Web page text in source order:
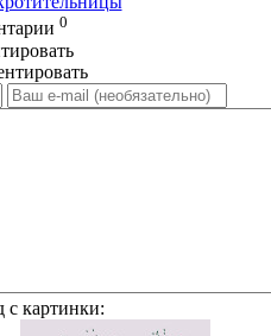
0
с картинки: